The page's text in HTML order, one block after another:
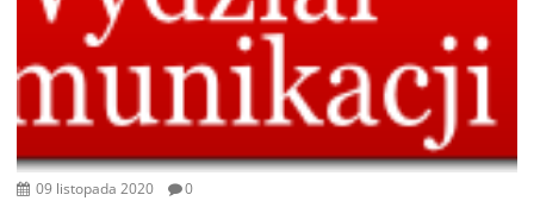
09 listopada 2020 0